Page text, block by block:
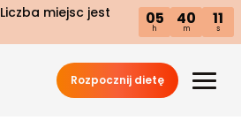
Liczba miejsc jest
05
h
40
m
11
s
Rozpocznij dietę